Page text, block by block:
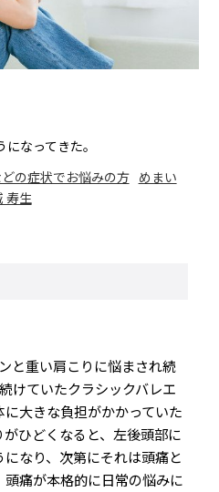
なってきた。
の症状でお悩みの方 めまい
寿生
と重い肩こりに悩まされ続
けていたクラシックバレエ
大きな負担がかかっていた
ひどくなると、左後頭部に
なり、次第にそれは頭痛と
痛が本格的に日常の悩みに